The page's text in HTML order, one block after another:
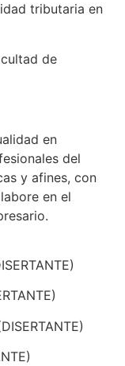
tributaria en
de
en
del
y afines, con
en el